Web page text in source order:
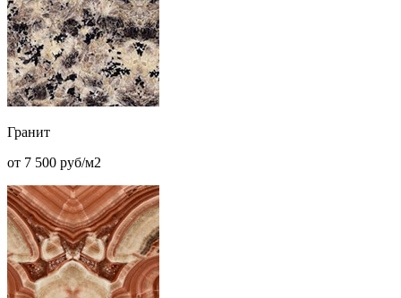
Гранит
от 7 500 руб/м2